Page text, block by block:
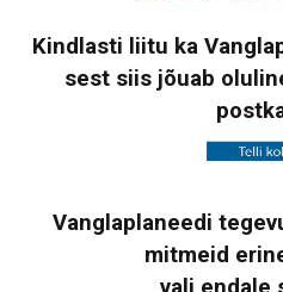
Kindlasti liitu ka
sest siis jõuab
Vanglaplaneedi
mitmeid